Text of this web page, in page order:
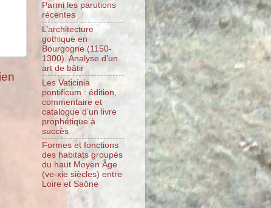
Parmi les parutions
récentes
L’architecture
gothique en
Bourgogne (1150-
1300). Analyse d’un
art de bâtir
Les Vaticinia
pontificum : édition,
commentaire et
catalogue d’un livre
prophétique à
succès
Formes et fonctions
des habitats groupés
du haut Moyen Âge
(ve-xie siècles) entre
Loire et Saône